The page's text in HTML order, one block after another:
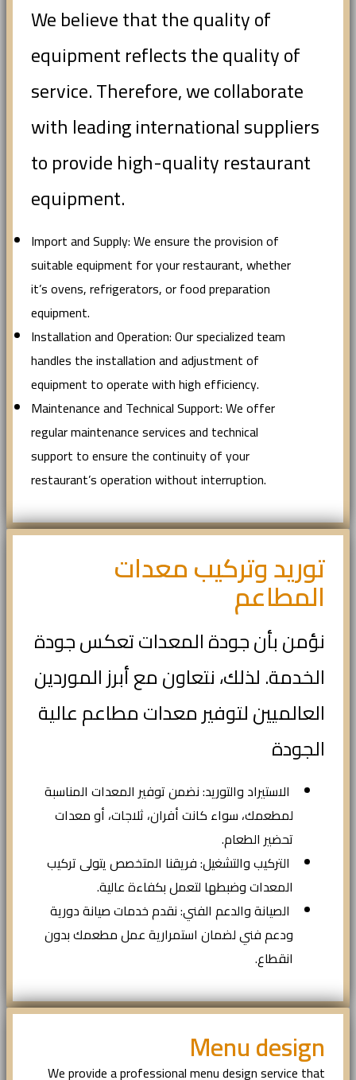
We believe that the quality of
equipment reflects the quality of
service. Therefore, we collaborate
with leading international suppliers
to provide high-quality restaurant
equipment.
Import and Supply: We ensure the provision of
suitable equipment for your restaurant, whether
it’s ovens, refrigerators, or food preparation
equipment.
Installation and Operation: Our specialized team
handles the installation and adjustment of
equipment to operate with high efficiency.
Maintenance and Technical Support: We offer
regular maintenance services and technical
support to ensure the continuity of your
restaurant’s operation without interruption.
توريد وتركيب معدات
المطاعم
نؤمن بأن جودة المعدات تعكس جودة
الخدمة. لذلك، نتعاون مع أبرز الموردين
العالميين لتوفير معدات مطاعم عالية
الجودة
الاستيراد والتوريد: نضمن توفير المعدات المناسبة
لمطعمك، سواء كانت أفران، ثلاجات، أو معدات
تحضير الطعام.
التركيب والتشغيل: فريقنا المتخصص يتولى تركيب
المعدات وضبطها لتعمل بكفاءة عالية.
الصيانة والدعم الفني: نقدم خدمات صيانة دورية
ودعم فني لضمان استمرارية عمل مطعمك بدون
انقطاع.
Menu design
We provide a professional menu design service that